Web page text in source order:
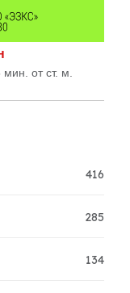
от ст. м.
416
285
134